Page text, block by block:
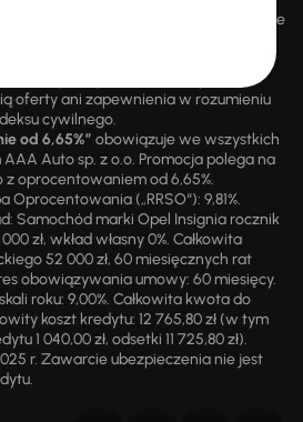
o zasadach promocji udzielane
AAA AUTO. AAA AUTO
umowy wyłącznie w formie
mają charakter wyłącznie
oferty ani zapewnienia w rozumieniu
cywilnego.
od 6,65%” obowiązuje we wszystkich
Auto sp. z o.o. Promocja polega na
oprocentowaniem od 6,65%.
(„RRSO“): 9,81%.
Samochód marki Opel Insignia rocznik
zł, wkład własny 0%. Całkowita
52 000 zł, 60 miesięcznych rat
obowiązywania umowy: 60 miesięcy.
roku: 9,00%. Całkowita kwota do
koszt kredytu: 12 765,80 zł (w tym
1 040,00 zł, odsetki 11 725,80 zł).
r. Zawarcie ubezpieczenia nie jest